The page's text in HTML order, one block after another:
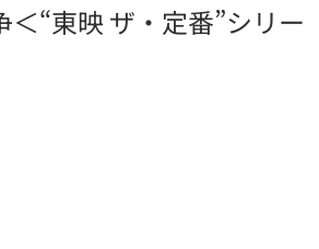
“東映 ザ・定番”シリー